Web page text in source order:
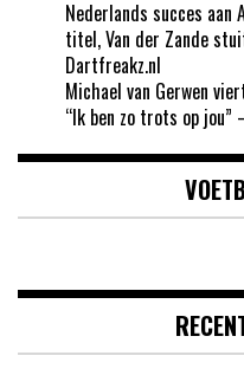
Nederlands succes
titel, Van der Zande
Dartfreakz.nl
Michael van Gerwen
“Ik ben zo trots op jou”